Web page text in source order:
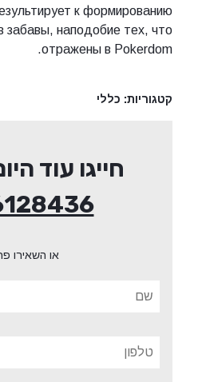
что результирует к
видов забавы, наподобие
отражены в
כללי
חייגו עוד היום
03-6128436
או השאירו פרטים